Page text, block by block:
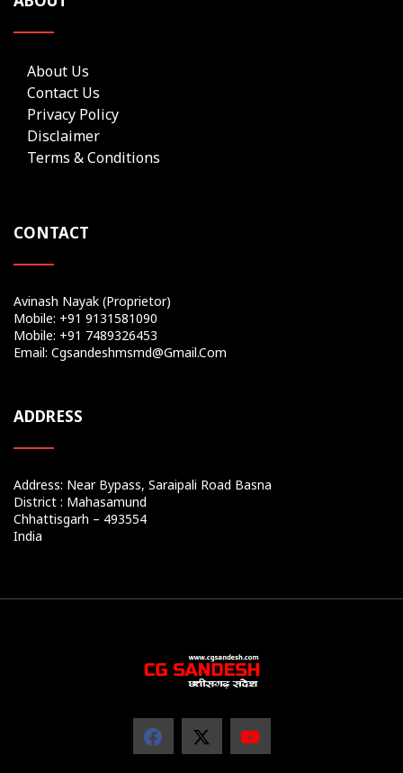
About Us
Contact Us
Privacy Policy
Disclaimer
Terms & Conditions
CONTACT
Avinash Nayak (Proprietor)
Mobile: +91 9131581090
Mobile: +91 7489326453
Email: Cgsandeshmsmd@gmail.com
ADDRESS
Address: Near Bypass, Saraipali Road Basna
District : Mahasamund
Chhattisgarh – 493554
India